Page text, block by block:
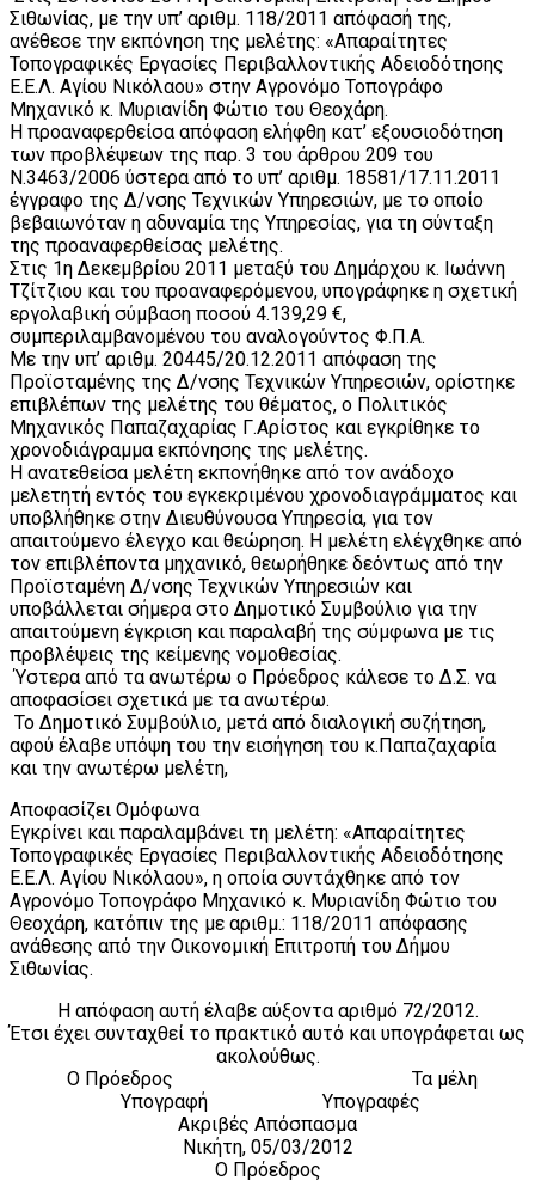
Σιθωνίας, με την υπ’ αριθμ. 118/2011 απόφασή της,
ανέθεσε την εκπόνηση της μελέτης: «Απαραίτητες
Τοπογραφικές Εργασίες Περιβαλλοντικής Αδειοδότησης
Ε.Ε.Λ. Αγίου Νικόλαου» στην Αγρονόμο Τοπογράφο
Μηχανικό κ. Μυριανίδη Φώτιο του Θεοχάρη.
Η προαναφερθείσα απόφαση ελήφθη κατ’ εξουσιοδότηση
των προβλέψεων της παρ. 3 του άρθρου 209 του
Ν.3463/2006 ύστερα από το υπ’ αριθμ. 18581/17.11.2011
έγγραφο της Δ/νσης Τεχνικών Υπηρεσιών, με το οποίο
βεβαιωνόταν η αδυναμία της Υπηρεσίας, για τη σύνταξη
της προαναφερθείσας μελέτης.
Στις 1η Δεκεμβρίου 2011 μεταξύ του Δημάρχου κ. Ιωάννη
Τζίτζιου και του προαναφερόμενου, υπογράφηκε η σχετική
εργολαβική σύμβαση ποσού 4.139,29 €,
συμπεριλαμβανομένου του αναλογούντος Φ.Π.Α.
Με την υπ’ αριθμ. 20445/20.12.2011 απόφαση της
Προϊσταμένης της Δ/νσης Τεχνικών Υπηρεσιών, ορίστηκε
επιβλέπων της μελέτης του θέματος, ο Πολιτικός
Μηχανικός Παπαζαχαρίας Γ.Αρίστος και εγκρίθηκε το
χρονοδιάγραμμα εκπόνησης της μελέτης.
Η ανατεθείσα μελέτη εκπονήθηκε από τον ανάδοχο
μελετητή εντός του εγκεκριμένου χρονοδιαγράμματος και
υποβλήθηκε στην Διευθύνουσα Υπηρεσία, για τον
απαιτούμενο έλεγχο και θεώρηση. Η μελέτη ελέγχθηκε από
τον επιβλέποντα μηχανικό, θεωρήθηκε δεόντως από την
Προϊσταμένη Δ/νσης Τεχνικών Υπηρεσιών και
υποβάλλεται σήμερα στο Δημοτικό Συμβούλιο για την
απαιτούμενη έγκριση και παραλαβή της σύμφωνα με τις
προβλέψεις της κείμενης νομοθεσίας.
Ύστερα από τα ανωτέρω ο Πρόεδρος κάλεσε το Δ.Σ. να
αποφασίσει σχετικά με τα ανωτέρω.
Το Δημοτικό Συμβούλιο, μετά από διαλογική συζήτηση,
αφού έλαβε υπόψη του την εισήγηση του κ.Παπαζαχαρία
και την ανωτέρω μελέτη,
Αποφασίζει Ομόφωνα
Εγκρίνει και παραλαμβάνει τη μελέτη: «Απαραίτητες
Τοπογραφικές Εργασίες Περιβαλλοντικής Αδειοδότησης
Ε.Ε.Λ. Αγίου Νικόλαου», η οποία συντάχθηκε από τον
Αγρονόμο Τοπογράφο Μηχανικό κ. Μυριανίδη Φώτιο του
Θεοχάρη, κατόπιν της με αριθμ.: 118/2011 απόφασης
ανάθεσης από την Οικονομική Επιτροπή του Δήμου
Σιθωνίας.
Η απόφαση αυτή έλαβε αύξοντα αριθμό 72/2012.
Έτσι έχει συνταχθεί το πρακτικό αυτό και υπογράφεται ως
ακολούθως.
Ο Πρόεδρος Τα μέλη
Υπογραφή Υπογραφές
Ακριβές Απόσπασμα
Νικήτη, 05/03/2012
Ο Πρόεδρος